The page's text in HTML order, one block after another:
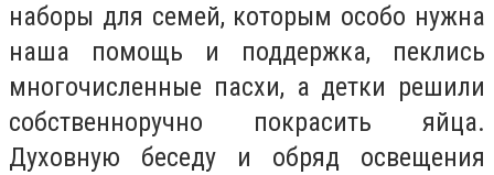
наборы для семей, которым особо нужна
наша помощь и поддержка, пеклись
многочисленные пасхи, а детки решили
собственноручно покрасить яйца.
Духовную беседу и обряд освещения